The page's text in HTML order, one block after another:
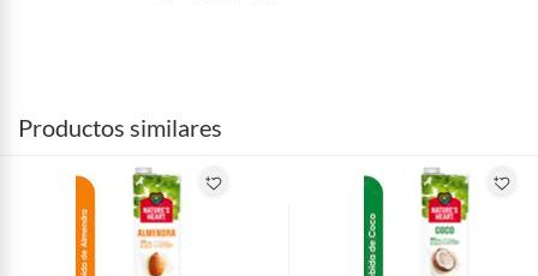
Productos similares